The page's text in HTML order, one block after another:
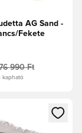
AG Sand -
Fekete
990 Ft
kapható
a tagként
modált a